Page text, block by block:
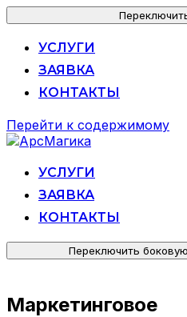
УСЛУГИ
ЗАЯВКА
КОНТАКТЫ
Перейти к содержимому
УСЛУГИ
ЗАЯВКА
КОНТАКТЫ
Переключить
Маркетинговое